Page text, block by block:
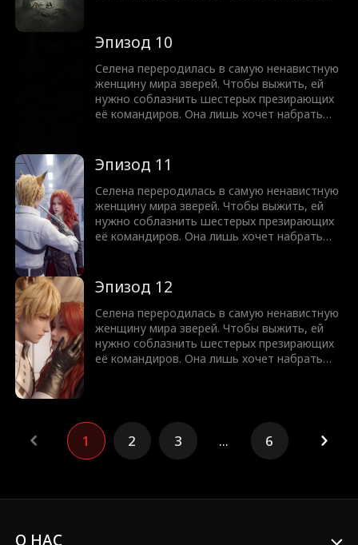
отпускает. Теперь все шестеро стоят у её
двери с налитыми кровью глазами: Думала,
что сможешь поиграть нашими чувствами
и уйти?
Эпизод 10
Селена переродилась в самую ненавистную
женщину мира зверей. Чтобы выжить, ей
нужно соблазнить шестерых презирающих
её командиров. Она лишь хочет набрать
отпускает. Теперь все шестеро стоят у её
двери с налитыми кровью глазами: Думала,
что сможешь поиграть нашими чувствами
и уйти?
Эпизод 11
Селена переродилась в самую ненавистную
женщину мира зверей. Чтобы выжить, ей
нужно соблазнить шестерых презирающих
её командиров. Она лишь хочет набрать
отпускает. Теперь все шестеро стоят у её
двери с налитыми кровью глазами: Думала,
что сможешь поиграть нашими чувствами
и уйти?
Эпизод 12
Селена переродилась в самую ненавистную
женщину мира зверей. Чтобы выжить, ей
нужно соблазнить шестерых презирающих
её командиров. Она лишь хочет набрать
двери с налитыми кровью глазами: Думала,
что сможешь поиграть нашими чувствами
и уйти?
1 2 3 ... 6
О НАС